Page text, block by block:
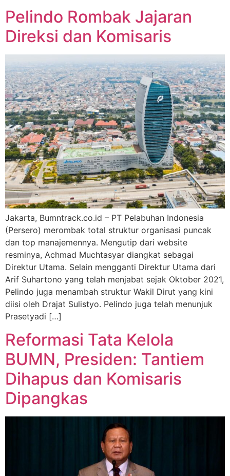
Pelindo Rombak Jajaran
Direksi dan Komisaris
Jakarta, Bumntrack.co.id – PT Pelabuhan Indonesia
(Persero) merombak total struktur organisasi puncak
dan top manajemennya. Mengutip dari website
resminya, Achmad Muchtasyar diangkat sebagai
Direktur Utama. Selain mengganti Direktur Utama dari
Arif Suhartono yang telah menjabat sejak Oktober 2021,
Pelindo juga menambah struktur Wakil Dirut yang kini
diisi oleh Drajat Sulistyo. Pelindo juga telah menunjuk
Prasetyadi […]
Reformasi Tata Kelola
BUMN, Presiden: Tantiem
Dihapus dan Komisaris
Dipangkas